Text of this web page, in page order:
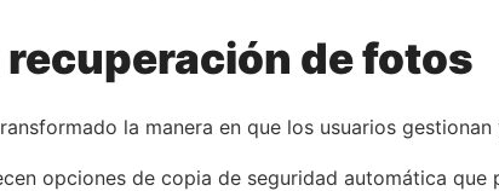
recuperación de fotos
la manera en que los usuarios
opciones de copia de seguridad automática que